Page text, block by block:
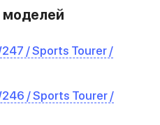
моделей
/ Sports Tourer /
/ Sports Tourer /